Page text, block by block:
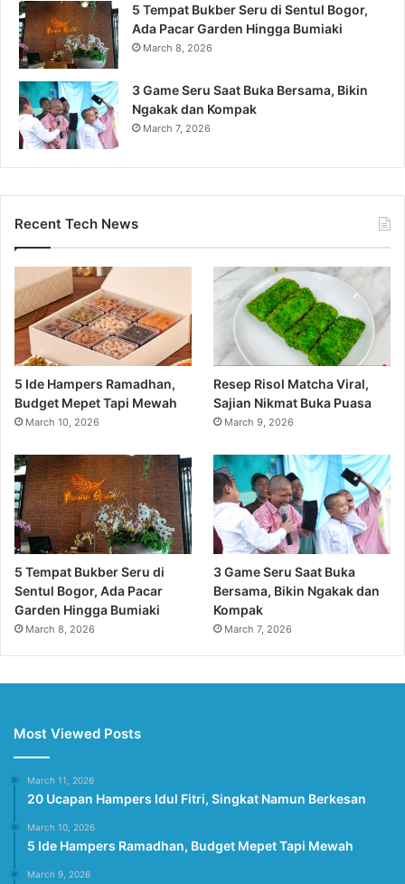
5 Tempat Bukber Seru di Sentul Bogor,
Ada Pacar Garden Hingga Bumiaki
March 8, 2026
3 Game Seru Saat Buka Bersama, Bikin
Ngakak dan Kompak
March 7, 2026
Recent Tech News
5 Ide Hampers Ramadhan,
Budget Mepet Tapi Mewah
March 10, 2026
Resep Risol Matcha Viral,
Sajian Nikmat Buka Puasa
March 9, 2026
5 Tempat Bukber Seru di
Sentul Bogor, Ada Pacar
Garden Hingga Bumiaki
March 8, 2026
3 Game Seru Saat Buka
Bersama, Bikin Ngakak dan
Kompak
March 7, 2026
Most Viewed Posts
March 11, 2026
20 Ucapan Hampers Idul Fitri, Singkat Namun Berkesan
March 10, 2026
5 Ide Hampers Ramadhan, Budget Mepet Tapi Mewah
March 9, 2026